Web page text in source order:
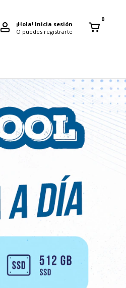
¡Hola! Inicia sesión
O puedes registrarte
0